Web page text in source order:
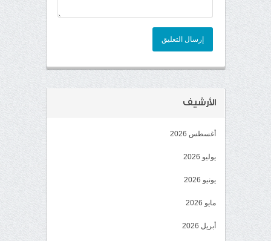
إرسال التعليق
الأرشيف
أغسطس 2026
يوليو 2026
يونيو 2026
مايو 2026
أبريل 2026